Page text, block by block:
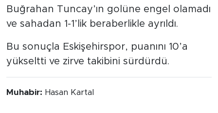
Buğrahan Tuncay’ın golüne engel olamadı
ve sahadan 1-1’lik beraberlikle ayrıldı.
Bu sonuçla Eskişehirspor, puanını 10’a
yükseltti ve zirve takibini sürdürdü.
Muhabir: Hasan Kartal